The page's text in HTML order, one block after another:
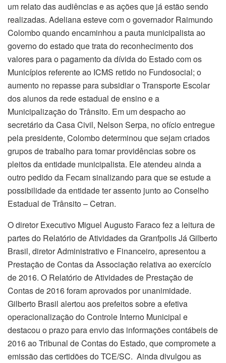
um relato das audiências e as ações que já estão sendo
realizadas. Adeliana esteve com o governador Raimundo
Colombo quando encaminhou a pauta municipalista ao
governo do estado que trata do reconhecimento dos
valores para o pagamento da dívida do Estado com os
Municípios referente ao ICMS retido no Fundosocial; o
aumento no repasse para subsidiar o Transporte Escolar
dos alunos da rede estadual de ensino e a
Municipalização do Trânsito. Em um despacho ao
secretário da Casa Civil, Nelson Serpa, no ofício entregue
pela presidente, Colombo determinou que sejam criados
grupos de trabalho para tomar providências sobre os
pleitos da entidade municipalista. Ele atendeu ainda a
outro pedido da Fecam sinalizando para que se estude a
possibilidade da entidade ter assento junto ao Conselho
Estadual de Trânsito – Cetran.
O diretor Executivo Miguel Augusto Faraco fez a leitura de
partes do Relatório de Atividades da Granfpolis Já Gilberto
Brasil, diretor Administrativo e Financeiro, apresentou a
Prestação de Contas da Associação relativa ao exercício
de 2016. O Relatório de Atividades de Prestação de
Contas de 2016 foram aprovados por unanimidade.
Gilberto Brasil alertou aos prefeitos sobre a efetiva
operacionalização do Controle Interno Municipal e
destacou o prazo para envio das informações contábeis de
2016 ao Tribunal de Contas do Estado, que compromete a
emissão das certidões do TCE/SC. Ainda divulgou as